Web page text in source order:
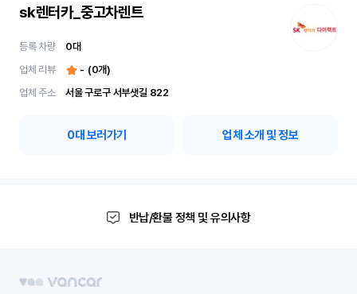
sk렌터카_중고차렌트
등록 차량 0대
업체 리뷰
- (0개)
업체 주소
서울 구로구 서부샛길 822
0대 보러가기 업체 소개 및 정보
반납/환불 정책 및 유의사항